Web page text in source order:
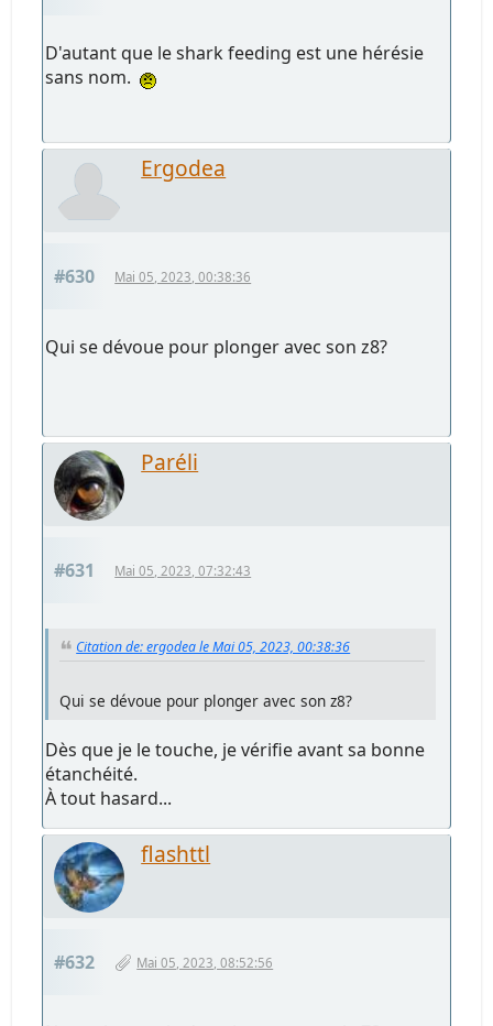
D'autant que le shark feeding est une hérésie
sans nom.
Ergodea
#630 Mai 05, 2023, 00:38:36
Qui se dévoue pour plonger avec son z8?
Paréli
#631 Mai 05, 2023, 07:32:43
Citation de: ergodea le Mai 05, 2023, 00:38:36
Qui se dévoue pour plonger avec son z8?
Dès que je le touche, je vérifie avant sa bonne
étanchéité.
À tout hasard...
flashttl
#632 Mai 05, 2023, 08:52:56